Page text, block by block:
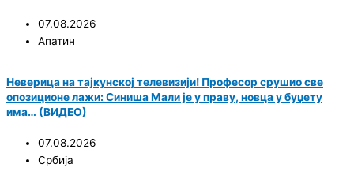
07.08.2026
Апатин
Неверица на тајкунској телевизији! Професор срушио све
опозиционе лажи: Синиша Мали је у праву, новца у буџету
има… (ВИДЕО)
07.08.2026
Србија